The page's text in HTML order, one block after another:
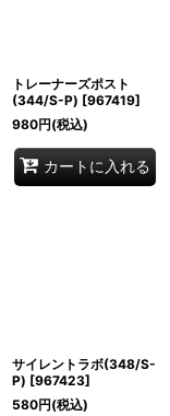
トレーナーズポスト
(344/S-P) [967419]
980円(税込)
カートに入れる
サイレントラボ(348/S-
P) [967423]
580円(税込)